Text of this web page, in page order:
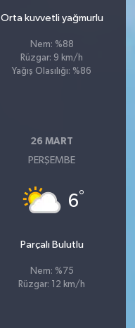
Orta kuvvetli yağmurlu
Nem: %88
Rüzgar: 9 km/h
Yağış Olasılığı: %86
26 MART
PERŞEMBE
6°
Parçalı Bulutlu
Nem: %75
Rüzgar: 12 km/h